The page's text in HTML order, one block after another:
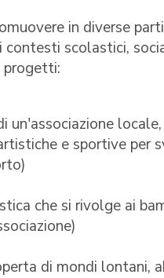
in diverse
scolastici,
progetti:
locale,
e sportive per
che si rivolge ai
di mondi lontani,